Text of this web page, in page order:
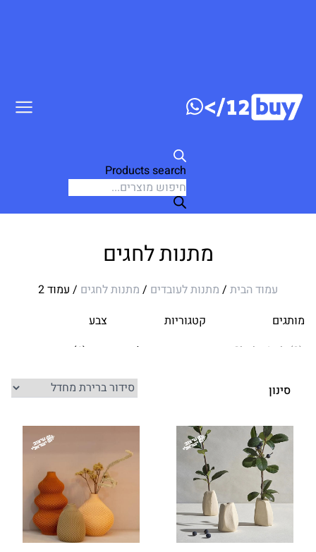
Products search
מתנות לחגים
עמוד הבית/מתנות לעובדים/מתנות לחגים/ עמוד 2
קטגוריות צבע
סינון